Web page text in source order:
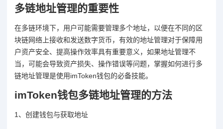
多链地址管理的重要性
在多链环境下，用户可能需要管理多个地址，以便在不同的区
块链网络上接收和发送数字货币，有效的地址管理对于保障用
户资产安全、提高操作效率具有重要意义，如果地址管理不
当，可能会导致资产损失、操作错误等问题，掌握如何进行多
链地址管理是使用imToken钱包的必备技能。
imToken钱包多链地址管理的方法
1、创建钱包与获取地址